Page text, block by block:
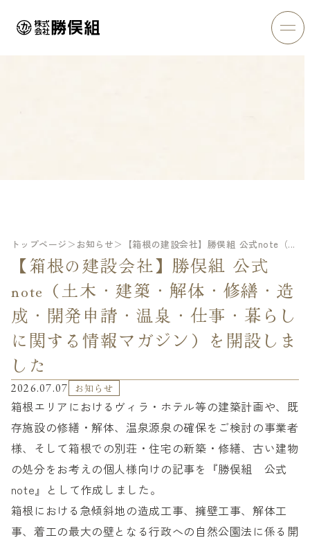
トップページ ＞ お知らせ＞ 【箱根の建設会社】勝俣組 公式note（...
【箱根の建設会社】勝俣組 公式
note（土木・建築・解体・修繕・造
成・開発申請・温泉・仕事・暮らし
に関する情報マガジン）を開設しま
した
2026.07.07 お知らせ
箱根エリアにおけるヴィラ・ホテル等の建築計画や、既
存施設の修繕・解体、温泉源泉の確保をご検討の事業者
様、そして箱根での別荘・住宅の新築・修繕、古い建物
の処分をお考えの個人様向けの記事を『勝俣組 公式
note』として作成しました。
箱根における急傾斜地の造成工事、擁壁工事、解体工
事、着工の最大の壁となる行政への自然公園法に係る開